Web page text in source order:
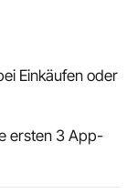
Einkäufen oder
ersten 3 App-